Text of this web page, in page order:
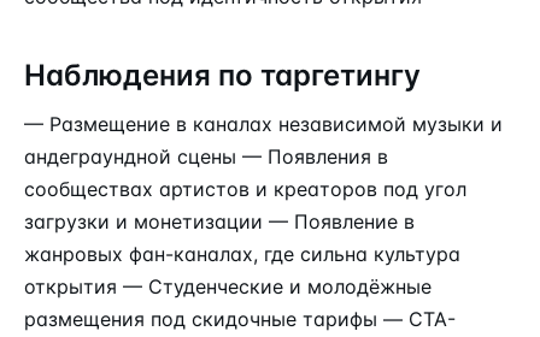
Наблюдения по таргетингу
— Размещение в каналах независимой музыки и
андеграундной сцены — Появления в
сообществах артистов и креаторов под угол
загрузки и монетизации — Появление в
жанровых фан-каналах, где сильна культура
открытия — Студенческие и молодёжные
размещения под скидочные тарифы — CTA-